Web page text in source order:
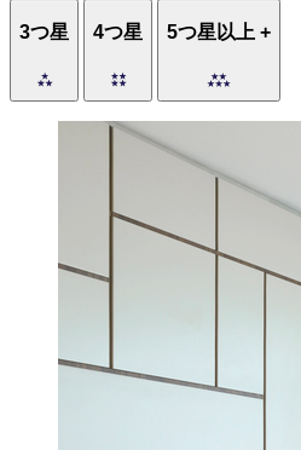
3つ星 4つ星 5つ星以上 +